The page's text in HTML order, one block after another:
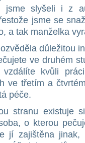
jsme slyšeli i z
jsme se
a tak manželka
důležitou
ve druhém
vzdálíte kvůli
ve třetím a
péče.
stranu existuje
o kterou
jí zajištěna jinak,